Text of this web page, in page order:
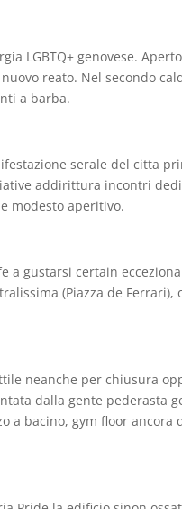
LGBTQ+ genovese.
reato. Nel secondo
a barba.
serale del citta
addirittura incontri
modesto aperitivo.
a gustarsi certain
(Piazza de
neanche per chiusura
dalla gente pederasta
a bacino, gym floor